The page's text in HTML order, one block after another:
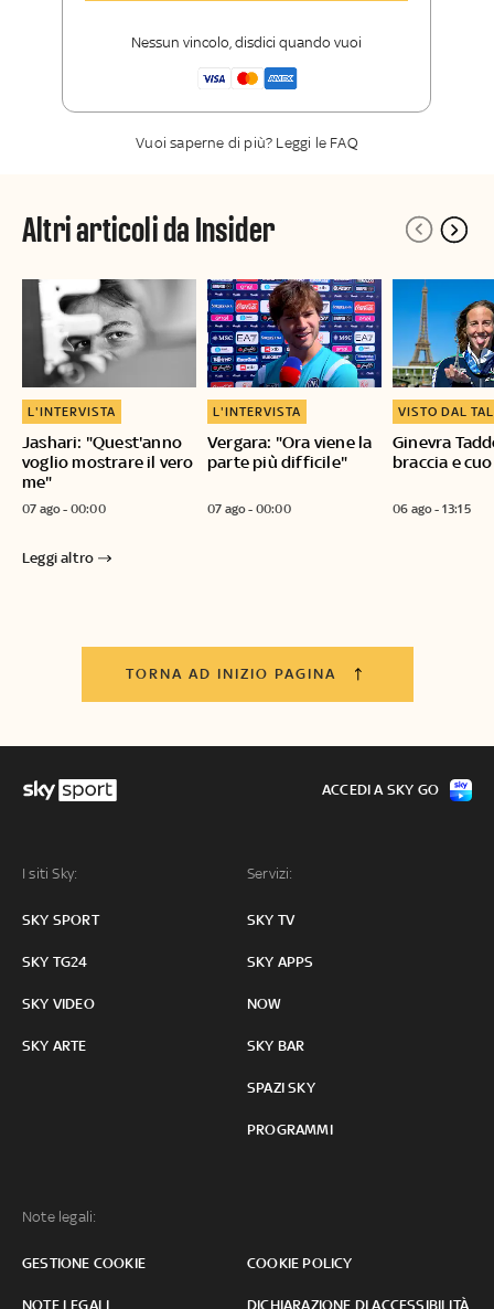
Sport
La newsletter esclusiva di Sky Sport
Nessun vincolo, disdici quando vuoi
Vuoi saperne di più? Leggi le FAQ
Altri articoli da Insider
Jashari: "Quest'anno
voglio mostrare il vero
me"
L'INTERVISTA
07 ago - 00:00
Vergara: "Ora viene la
parte più difficile"
L'INTERVISTA
07 ago - 00:00
Ginevra
braccia e
VISTO DAL
06 ago - 13:15
Leggi altro
TORNA AD INIZIO PAGINA
I siti Sky:
SKY SPORT
SKY TG24
SKY VIDEO
SKY ARTE
Servizi:
SKY TV
SKY APPS
NOW
SKY BAR
SPAZI SKY
PROGRAMMI
Note legali:
GESTIONE COOKIE COOKIE POLICY
NOTE LEGALI DICHIARAZIONE DI ACCESSIBILITÀ
ACCEDI A SKY GO